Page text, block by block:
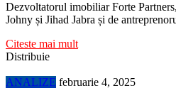
Dezvoltatorul imobiliar Forte
Johny și Jihad Jabra și de
Citeste mai mult
Distribuie
ANALIZE februarie 4, 2025